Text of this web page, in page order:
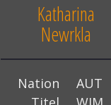
Katharina
Newrkla
Nation
AUT